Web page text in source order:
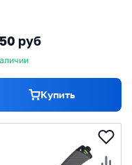
руб
Купить